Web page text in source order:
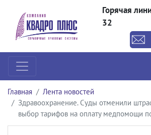
Горячая
32
Главная
Лента новостей
Здравоохранение. Суды отменили
выбор тарифов на оплату медпомощи